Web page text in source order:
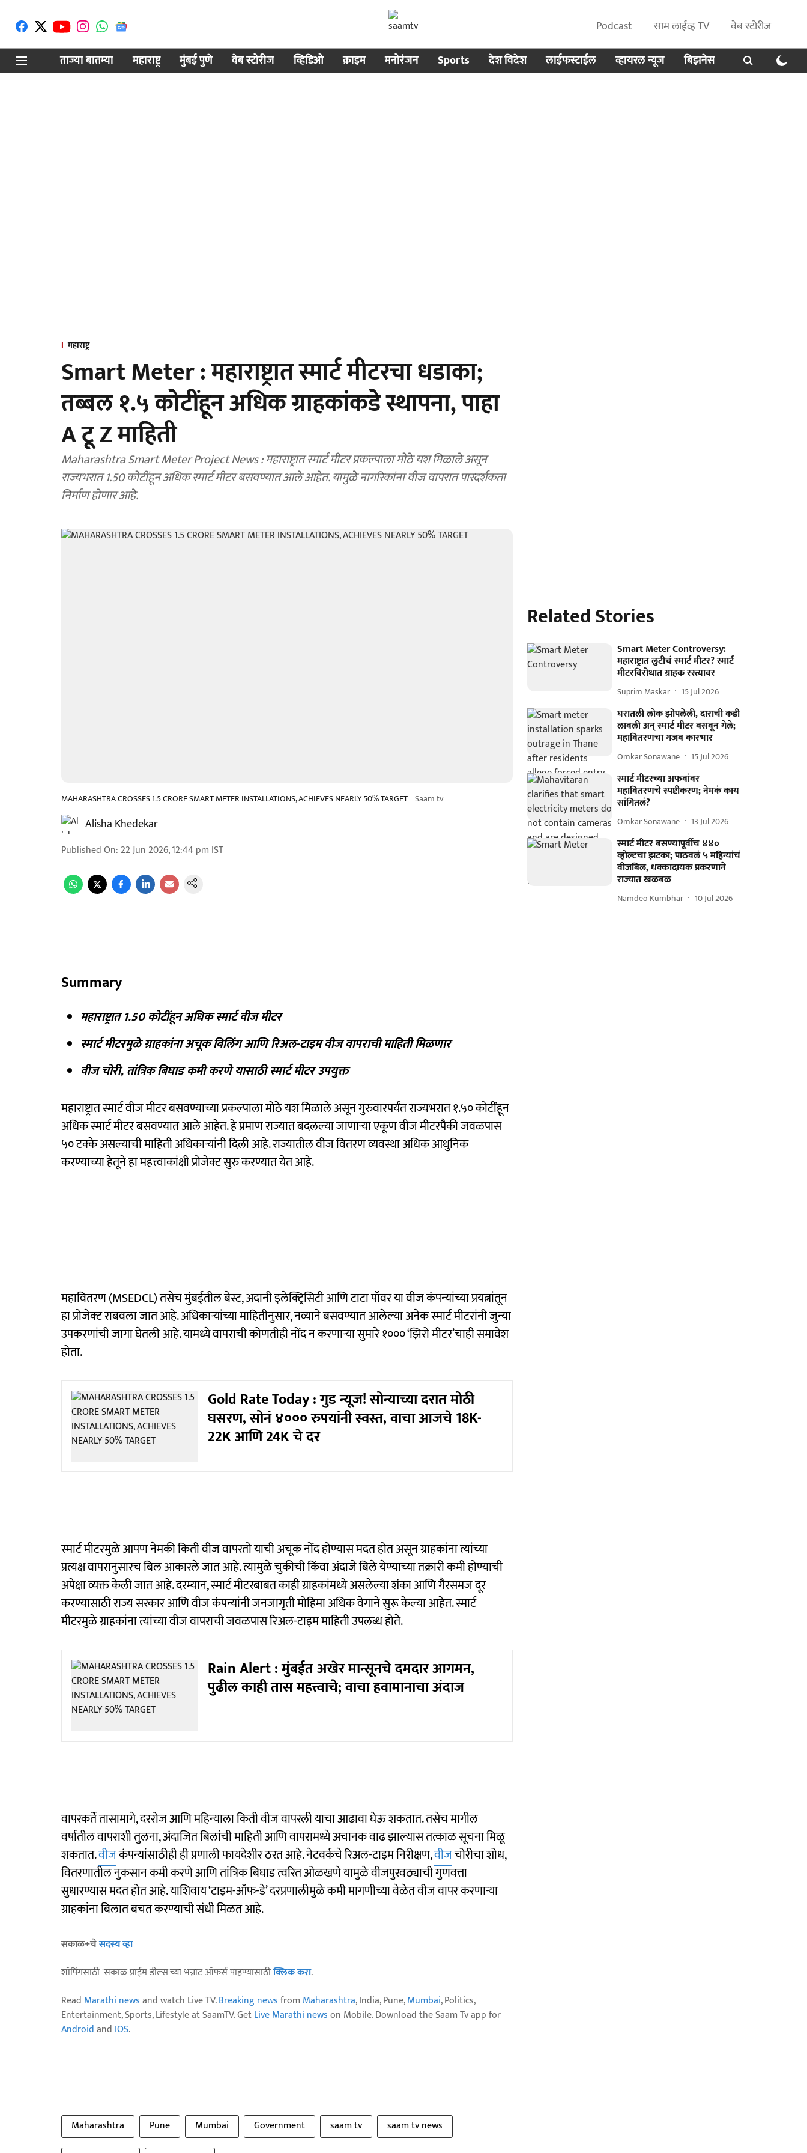
Podcast साम लाईव्ह TV
वेब स्टोरीज
ताज्या बातम्या
महाराष्ट्र मुंबई पुणे वेब स्टोरीज व्हिडिओ क्राइम मनोरंजन Sports देश विदेश लाईफस्टाईल व्हायरल न्यूज बिझनेस
महाराष्ट्र
Smart Meter : महाराष्ट्रात स्मार्ट मीटरचा धडाका;
तब्बल १.५ कोटींहून अधिक ग्राहकांकडे स्थापना, पाहा
A टू Z माहिती
Maharashtra Smart Meter Project News : महाराष्ट्रात स्मार्ट मीटर प्रकल्पाला मोठे यश मिळाले असून
राज्यभरात 1.50 कोटींहून अधिक स्मार्ट मीटर बसवण्यात आले आहेत. यामुळे नागरिकांना वीज वापरात पारदर्शकता
निर्माण होणार आहे.
MAHARASHTRA CROSSES 1.5 CRORE SMART METER INSTALLATIONS, ACHIEVES NEARLY 50% TARGET Saam tv
Alisha Khedekar
Published On: 22 Jun 2026, 12:44 pm IST
Summary
महाराष्ट्रात 1.50 कोटींहून अधिक स्मार्ट वीज मीटर
स्मार्ट मीटरमुळे ग्राहकांना अचूक बिलिंग आणि रिअल-टाइम वीज वापराची माहिती मिळणार
वीज चोरी, तांत्रिक बिघाड कमी करणे यासाठी स्मार्ट मीटर उपयुक्त
महाराष्ट्रात स्मार्ट वीज मीटर बसवण्याच्या प्रकल्पाला मोठे यश मिळाले असून गुरुवारपर्यंत राज्यभरात १.५० कोटींहून
अधिक स्मार्ट मीटर बसवण्यात आले आहेत. हे प्रमाण राज्यात बदलल्या जाणाऱ्या एकूण वीज मीटरपैकी जवळपास
५० टक्के असल्याची माहिती अधिकाऱ्यांनी दिली आहे. राज्यातील वीज वितरण व्यवस्था अधिक आधुनिक
करण्याच्या हेतूने हा महत्त्वाकांक्षी प्रोजेक्ट सुरु करण्यात येत आहे.
महावितरण (MSEDCL) तसेच मुंबईतील बेस्ट, अदानी इलेक्ट्रिसिटी आणि टाटा पॉवर या वीज कंपन्यांच्या प्रयत्नांतून
हा प्रोजेक्ट राबवला जात आहे. अधिकाऱ्यांच्या माहितीनुसार, नव्याने बसवण्यात आलेल्या अनेक स्मार्ट मीटरांनी जुन्या
उपकरणांची जागा घेतली आहे. यामध्ये वापराची कोणतीही नोंद न करणाऱ्या सुमारे १००० ‘झिरो मीटर’चाही समावेश
होता.
Gold Rate Today : गुड न्यूज! सोन्याच्या दरात मोठी
घसरण, सोनं ४००० रुपयांनी स्वस्त, वाचा आजचे 18K-
22K आणि 24K चे दर
स्मार्ट मीटरमुळे आपण नेमकी किती वीज वापरतो याची अचूक नोंद होण्यास मदत होत असून ग्राहकांना त्यांच्या
प्रत्यक्ष वापरानुसारच बिल आकारले जात आहे. त्यामुळे चुकीची किंवा अंदाजे बिले येण्याच्या तक्रारी कमी होण्याची
अपेक्षा व्यक्त केली जात आहे. दरम्यान, स्मार्ट मीटरबाबत काही ग्राहकांमध्ये असलेल्या शंका आणि गैरसमज दूर
करण्यासाठी राज्य सरकार आणि वीज कंपन्यांनी जनजागृती मोहिमा अधिक वेगाने सुरू केल्या आहेत. स्मार्ट
मीटरमुळे ग्राहकांना त्यांच्या वीज वापराची जवळपास रिअल-टाइम माहिती उपलब्ध होते.
Rain Alert : मुंबईत अखेर मान्सूनचे दमदार आगमन,
पुढील काही तास महत्त्वाचे; वाचा हवामानाचा अंदाज
वापरकर्ते तासामागे, दररोज आणि महिन्याला किती वीज वापरली याचा आढावा घेऊ शकतात. तसेच मागील
वर्षातील वापराशी तुलना, अंदाजित बिलांची माहिती आणि वापरामध्ये अचानक वाढ झाल्यास तत्काळ सूचना मिळू
शकतात.वीजकंपन्यांसाठीही ही प्रणाली फायदेशीर ठरत आहे. नेटवर्कचे रिअल-टाइम निरीक्षण,वीजचोरीचा शोध,
वितरणातील नुकसान कमी करणे आणि तांत्रिक बिघाड त्वरित ओळखणे यामुळे वीजपुरवठ्याची गुणवत्ता
सुधारण्यास मदत होत आहे. याशिवाय ‘टाइम-ऑफ-डे’ दरप्रणालीमुळे कमी मागणीच्या वेळेत वीज वापर करणाऱ्या
ग्राहकांना बिलात बचत करण्याची संधी मिळत आहे.
सकाळ+चेसदस्य व्हा
शॉपिंगसाठी 'सकाळ प्राईम डील्स'च्या भन्नाट ऑफर्स पाहण्यासाठीक्लिक करा.
Read Marathi newsand watch Live TV.Breaking newsfrom Maharashtra, India, Pune,Mumbai, Politics,
Entertainment, Sports, Lifestyle at SaamTV. GetLive Marathi newson Mobile. Download the Saam Tv app for
Androidand IOS.
Maharashtra Pune Mumbai Government saam tv
saam tv news
Related Stories
Smart Meter Controversy:
महाराष्ट्रात लुटीचं स्मार्ट मीटर? स्मार्ट
मीटरविरोधात ग्राहक रस्त्यावर
Suprim Maskar 15 Jul 2026
घरातली लोक झोपलेली, दाराची कडी
लावली अन् स्मार्ट मीटर बसवून गेले;
महावितरणचा गजब कारभार
Omkar Sonawane 15 Jul 2026
स्मार्ट मीटरच्या अफवांवर
महावितरणचे स्पष्टीकरण; नेमकं काय
सांगितलं?
Omkar Sonawane 13 Jul 2026
स्मार्ट मीटर बसण्यापूर्वीच ४४०
व्होल्टचा झटका; पाठवलं ५ महिन्यांचं
वीजबिल, धक्कादायक प्रकरणाने
राज्यात खळबळ
Namdeo Kumbhar 10 Jul 2026